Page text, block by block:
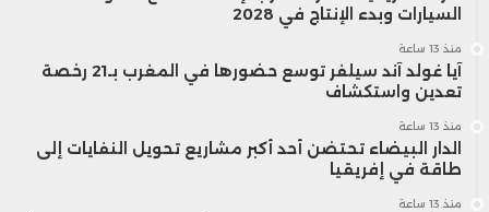
السيارات وبدء الإنتاج في 2028
منذ 13 ساعة
آيا غولد آند سيلفر توسع حضورها في المغرب بـ21 رخصة
تعدين واستكشاف
منذ 13 ساعة
الدار البيضاء تحتضن أحد أكبر مشاريع تحويل النفايات إلى
طاقة في إفريقيا
منذ 13 ساعة